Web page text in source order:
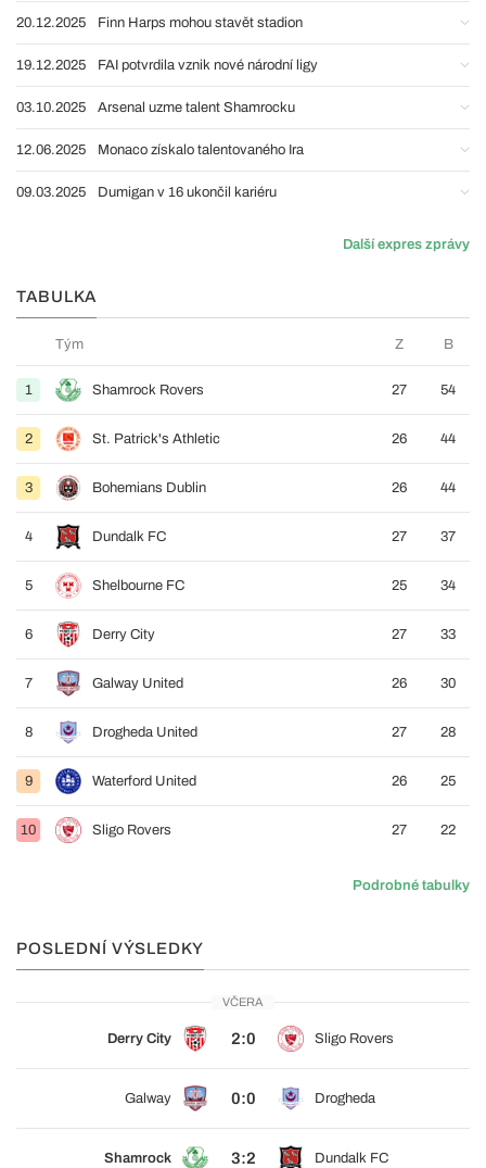
20.12.2025 Finn Harps mohou stavět stadion
19.12.2025 FAI potvrdila vznik nové národní ligy
03.10.2025 Arsenal uzme talent Shamrocku
12.06.2025 Monaco získalo talentovaného Ira
09.03.2025 Dumigan v 16 ukončil kariéru
Další expres zprávy
TABULKA
Tým Z B
1 Shamrock Rovers 27 54
2 St. Patrick's Athletic 26 44
3 Bohemians Dublin 26 44
4 Dundalk FC 27 37
5 Shelbourne FC 25 34
6 Derry City 27 33
7 Galway United 26 30
8 Drogheda United 27 28
9 Waterford United 26 25
10 Sligo Rovers 27 22
Podrobné tabulky
POSLEDNÍ VÝSLEDKY
VČERA
Derry City 2:0 Sligo Rovers
Galway 0:0 Drogheda
Shamrock 3:2 Dundalk FC